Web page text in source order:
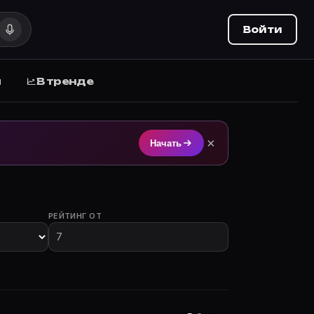
на Movie Planner.
Войти
В тренде
Начать ×
РЕЙТИНГ ОТ